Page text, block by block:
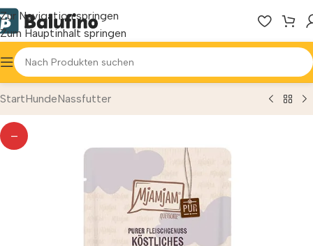
Zur Navigation springen
Zum Hauptinhalt springen
StartHundeNassfutter
—